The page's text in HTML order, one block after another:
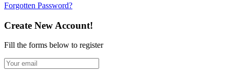
Forgotten Password?
Create New Account!
Fill the forms below to register